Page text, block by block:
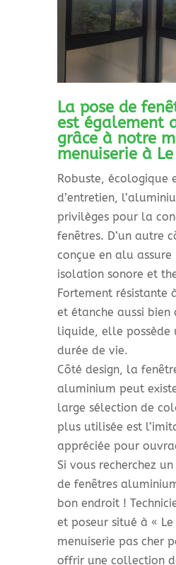
La pose de
est également
grâce à notre
menuiserie à
Robuste, écologique
d’entretien,
privilèges pour la
fenêtres. D’un autre
conçue en alu assure
isolation sonore et
Fortement résistante
et étanche aussi bien
liquide, elle possède
durée de vie.
Côté design, la
aluminium peut
large sélection de
plus utilisée est
appréciée pour
Si vous recherchez
de fenêtres
bon endroit !
et poseur situé à «
menuiserie pas cher
offrir une collection